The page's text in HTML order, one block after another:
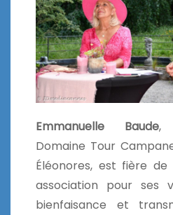
Emmanuelle Baude,
Domaine Tour
Éléonores, est fière
association pour ses
bienfaisance et